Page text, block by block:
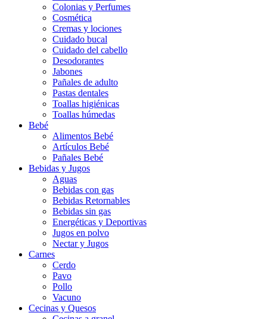
Colonias y Perfumes
Cosmética
Cremas y lociones
Cuidado bucal
Cuidado del cabello
Desodorantes
Jabones
Pañales de adulto
Pastas dentales
Toallas higiénicas
Toallas húmedas
Bebé
Alimentos Bebé
Artículos Bebé
Pañales Bebé
Bebidas y Jugos
Aguas
Bebidas con gas
Bebidas Retornables
Bebidas sin gas
Energéticas y Deportivas
Jugos en polvo
Nectar y Jugos
Carnes
Cerdo
Pavo
Pollo
Vacuno
Cecinas y Quesos